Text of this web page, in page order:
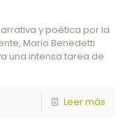
y poética por la
Mario Benedetti
una intensa tarea de
Leer más